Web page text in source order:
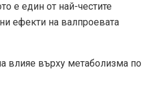
е един от най-честите
ефекти на валпроевата
влияе върху метаболизма по